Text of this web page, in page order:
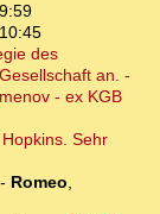
des
an. -
- ex KGB
Sehr
- Romeo,